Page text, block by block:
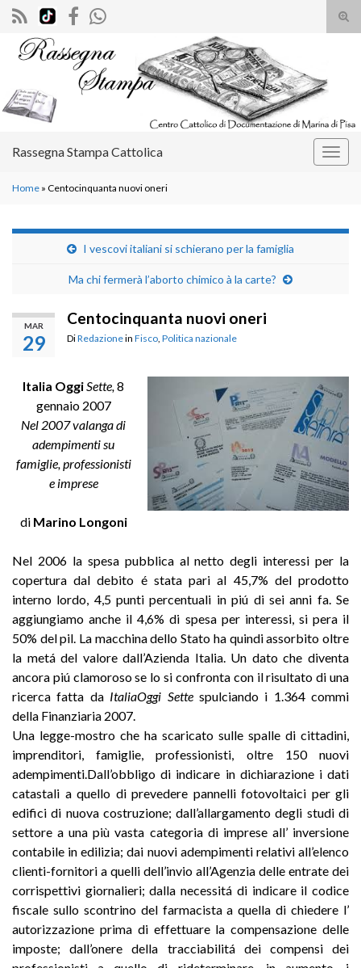
il
Search for:
Rassegna Stampa Cattolica
Home » Centocinquanta nuovi oneri
I vescovi italiani si schierano per la famiglia
Ma chi fermerà l’aborto chimico à la carte?
MAR
29
Centocinquanta nuovi oneri
DiRedazionein Fisco Politica nazionale
Italia Oggi Sette, 8
gennaio 2007
Nel 2007 valanga di
adempimenti su
famiglie, professionisti
e imprese
di Marino Longoni
Nel 2006 la spesa pubblica al netto degli interessi per la
copertura dal debito é stata pari al 45,7% del prodotto
interno lordo, 4,5 punti percentuali in piú di sei anni fa. Se
aggiungiamo anche il 4,6% di spesa per interessi, si pera il
50% del pil. La macchina dello Stato ha quindi assorbito oltre
la metá del valore dall’Azienda Italia. Un dato che diventa
ancora piú clamoroso se lo si confronta con il risultato di una
ricerca fatta da ItaliaOggi Settespulciando i 1.364 commi
della Finanziaria 2007.
Una legge-mostro che ha scaricato sulle spalle di cittadini,
imprenditori, famiglie, professionisti, oltre 150 nuovi
adempimenti.Dall’obbligo di indicare in dichiarazione i dati
catastali a quello di prevedere pannelli fotovoltaici per gli
edifici di nuova costruzione; dall’allargamento degli studi di
settore a una più vasta categoria di imprese all’ inversione
contabile in edilizia; dai nuovi adempimenti relativi all’elenco
clienti-fornitori a quelli dell’invio all’Agenzia delle entrate dei
corrispettivi giornalieri; dalla necessitá di indicare il codice
fiscale sullo scontrino del farmacista a quella di chiedere l’
autorizzazione prima di effettuare la compensazione delle
imposte; dall’onere della tracciabilitá dei compensi dei